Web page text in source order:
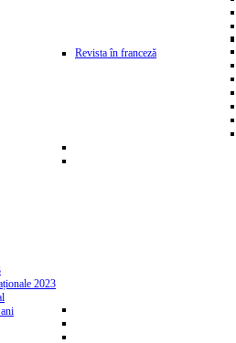
Revista în franceză
2023